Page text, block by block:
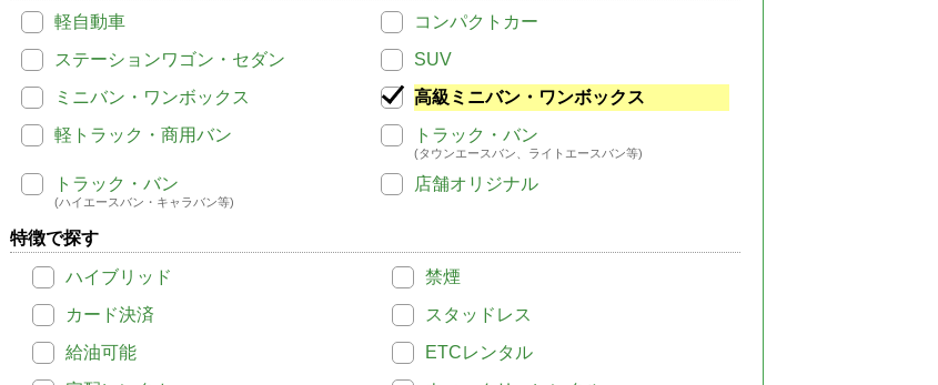
軽自動車
コンパクトカー
ステーションワゴン・セダン
SUV
ミニバン・ワンボックス
高級ミニバン・ワンボックス
軽トラック・商用バン
トラック・バン
(タウンエースバン、ライトエースバン等)
トラック・バン
(ハイエースバン・キャラバン等)
店舗オリジナル
特徴で探す
ハイブリッド
禁煙
カード決済
スタッドレス
給油可能
ETCレンタル